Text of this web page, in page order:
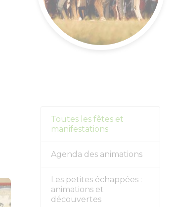
dans la lande du Crano
Toutes les fêtes et
manifestations
Agenda des animations
Les petites échappées :
animations et
découvertes